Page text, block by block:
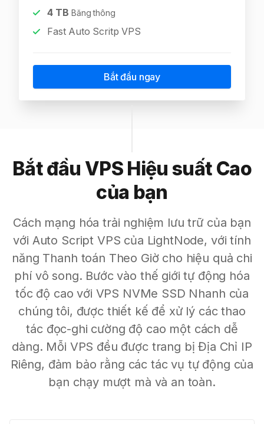
4TB Băng thông
Fast Auto Scritp VPS
Bắt đầu ngay
Bắt đầu VPS Hiệu suất Cao
của bạn
Cách mạng hóa trải nghiệm lưu trữ của bạn
với Auto Script VPS của LightNode, với tính
năng Thanh toán Theo Giờ cho hiệu quả chi
phí vô song. Bước vào thế giới tự động hóa
tốc độ cao với VPS NVMe SSD Nhanh của
chúng tôi, được thiết kế để xử lý các thao
tác đọc-ghi cường độ cao một cách dễ
dàng. Mỗi VPS đều được trang bị Địa Chỉ IP
Riêng, đảm bảo rằng các tác vụ tự động của
bạn chạy mượt mà và an toàn.